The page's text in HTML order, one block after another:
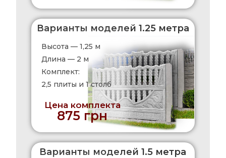
Варианты моделей 1.25 метра
Высота — 1,25 м
Длина — 2 м
Комплект:
2,5 плиты и 1 столб
Цена комплекта
875 грн
Варианты моделей 1.5 метра